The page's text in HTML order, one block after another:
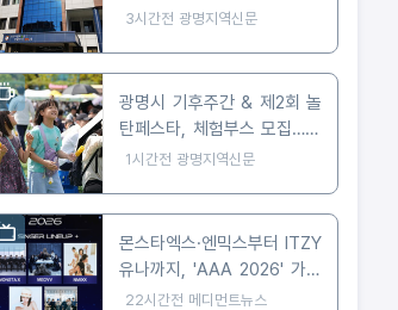
무상위탁처리 지원
3시간전 광명지역신문
광명시 기후주간 & 제2회 놀
탄페스타, 체험부스 모집…10
월 24일 개최
1시간전 광명지역신문
몬스타엑스·엔믹스부터 ITZY
유나까지, 'AAA 2026' 가오
슝 출격 확정
22시간전 메디먼트뉴스